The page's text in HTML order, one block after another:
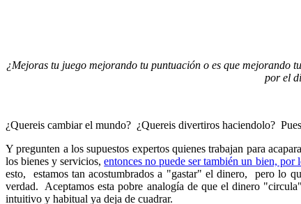
¿Mejoras tu juego mejorando tu puntuación o es que mejorando
por el
¿Quereis cambiar el mundo? ¿Quereis divertiros haciendolo?
Y pregunten a los supuestos expertos quienes trabajan para
los bienes y servicios,entonces no puede ser también un bien, por
esto, estamos tan acostumbrados a "gastar" el dinero, pero lo
verdad. Aceptamos esta pobre analogía de que el dinero
intuitivo y habitual ya deja de cuadrar.